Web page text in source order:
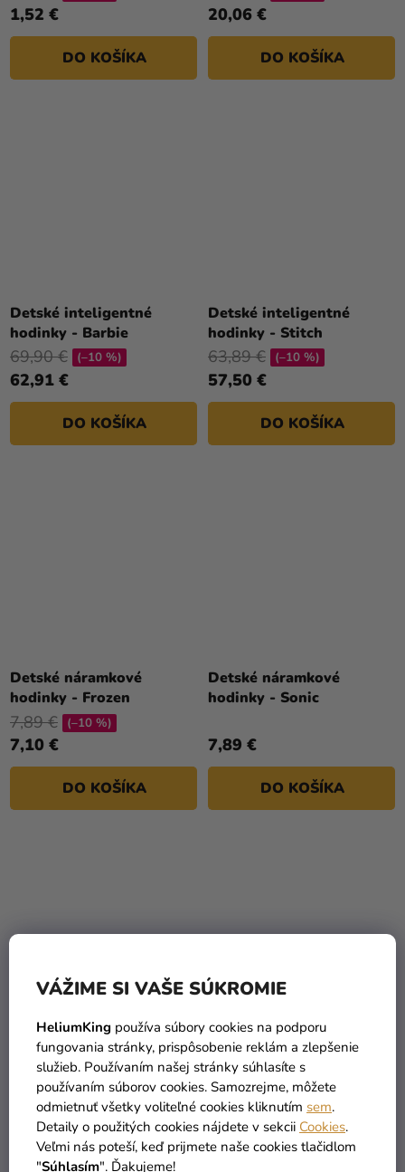
VÁŽIME SI VAŠE SÚKROMIE
HeliumKing používa súbory cookies na podporu
fungovania stránky, prispôsobenie reklám a zlepšenie
služieb. Používaním našej stránky súhlasíte s
používaním súborov cookies. Samozrejme, môžete
odmietnuť všetky voliteľné cookies kliknutím sem.
Detaily o použitých cookies nájdete v sekcii Cookies.
Veľmi nás poteší, keď prijmete naše cookies tlačidlom
"Súhlasím". Ďakujeme!
1,52 €
DO KOŠÍKA
20,06 €
DO KOŠÍKA
Detské inteligentné
hodinky - Barbie
62,91 €
69,90 € (–10 %)
DO KOŠÍKA
Detské inteligentné
hodinky - Stitch
57,50 €
63,89 € (–10 %)
DO KOŠÍKA
Detské náramkové
hodinky - Frozen
7,10 €
7,89 € (–10 %)
DO KOŠÍKA
Detské náramkové
hodinky - Sonic
7,89 €
DO KOŠÍKA
Detské náramkové
hodinky - Stitch
7,10 €
7,89 € (–10 %)
DO KOŠÍKA
Detské náramkové
hodinky - Super Mario
7,10 €
7,89 € (–10 %)
DO KOŠÍKA